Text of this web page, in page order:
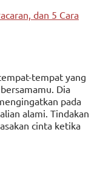
dan 5 Cara
tempat yang
bersamamu. Dia
pada
alami. Tindakan
cinta ketika